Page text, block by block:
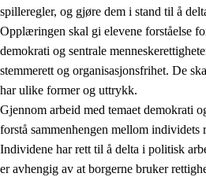
2. Prinsipper for læring,
2.1 Sosial læring og utvikling
spilleregler, og gjøre dem i stand til å
Opplæringen skal gi elevene forståelse
demokrati og sentrale
stemmerett og organisasjonsfrihet. De
har ulike former og uttrykk.
Gjennom arbeid med temaet demokrati
forstå sammenhengen mellom individets
Individene har rett til å delta i politisk
er avhengig av at borgerne bruker